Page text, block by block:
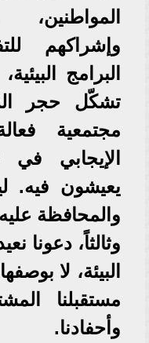
وإشراكهم
البرامج
تشكّل حجر
مجتمعية
الإيجابي
يعيشون فيه.
والمحافظة
وثالثاً، دعونا
البيئة، لا
مستقبلنا
وأحفادنا.